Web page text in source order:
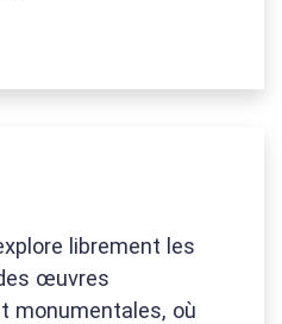
librement les
œuvres
monumentales, où